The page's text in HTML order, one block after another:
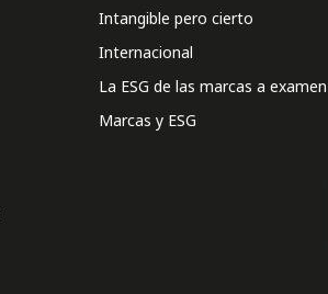
Intangible pero cierto
Internacional
La ESG de las marcas a examen
Marcas y ESG